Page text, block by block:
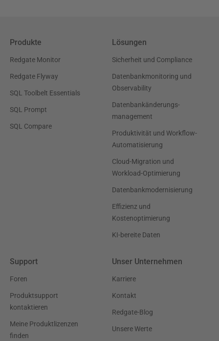
Produkte
Redgate Monitor
Redgate Flyway
SQL Toolbelt Essentials
SQL Prompt
SQL Compare
Lösungen
Sicherheit und Compliance
Datenbankmonitoring und
Observability
Datenbankänderungs-
management
Produktivität und Workflow-
Automatisierung
Cloud-Migration und
Workload-Optimierung
Datenbankmodernisierung
Effizienz und
Kostenoptimierung
KI-bereite Daten
Support
Foren
Produktsupport
kontaktieren
Meine Produktlizenzen
finden
Unser Unternehmen
Karriere
Kontakt
Redgate-Blog
Unsere Werte